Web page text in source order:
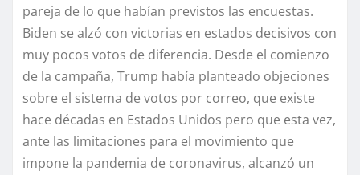
pareja de lo que habían previstos las encuestas.
Biden se alzó con victorias en estados decisivos con
muy pocos votos de diferencia. Desde el comienzo
de la campaña, Trump había planteado objeciones
sobre el sistema de votos por correo, que existe
hace décadas en Estados Unidos pero que esta vez,
ante las limitaciones para el movimiento que
impone la pandemia de coronavirus, alcanzó un